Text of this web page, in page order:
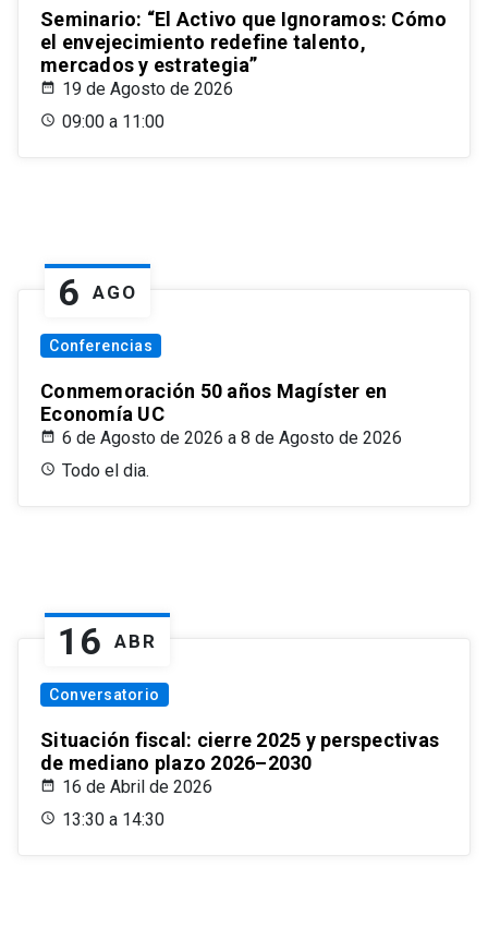
Seminario: “El Activo que Ignoramos: Cómo
el envejecimiento redefine talento,
mercados y estrategia”
19 de Agosto de 2026
09:00 a 11:00
6 AGO
Conferencias
Conmemoración 50 años Magíster en
Economía UC
6 de Agosto de 2026 a 8 de Agosto de 2026
Todo el dia.
16 ABR
Conversatorio
Situación fiscal: cierre 2025 y perspectivas
de mediano plazo 2026–2030
16 de Abril de 2026
13:30 a 14:30